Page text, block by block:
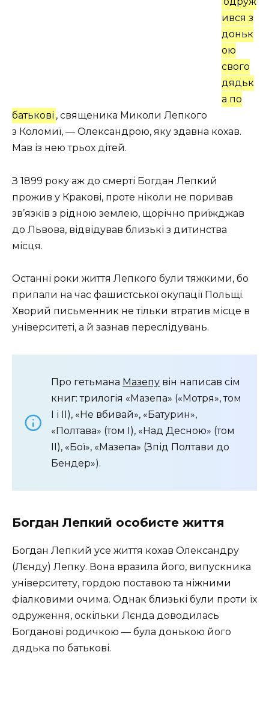
ився з
доньк
ою
свого
дядьк
а по
батькові , священика Миколи Лепкого
з Коломиї, — Олександрою, яку здавна кохав.
Мав із нею трьох дітей.
З 1899 року аж до смерті Богдан Лепкий
прожив у Кракові, проте ніколи не поривав
зв’язків з рідною землею, щорічно приїжджав
до Львова, відвідував близькі з дитинства
місця.
Останні роки життя Лепкого були тяжкими, бо
припали на час фашистської окупації Польщі.
Хворий письменник не тільки втратив місце в
університеті, а й зазнав переслідувань.
Про гетьмана Мазепу він написав сім
книг: трилогія «Мазепа» («Мотря», том
І і II), «Не вбивай», «Батурин»,
«Полтава» (том І), «Над Десною» (том
II), «Бої», «Мазепа» (Зпід Полтави до
Бендер»).
Богдан Лепкий особисте життя
Богдан Лепкий усе життя кохав Олександру
(Лєнду) Лепку. Вона вразила його, випускника
університету, гордою поставою та ніжними
фіалковими очима. Однак близькі були проти їх
одруження, оскільки Лєнда доводилась
Богданові родичкою — була донькою його
дядька по батькові.